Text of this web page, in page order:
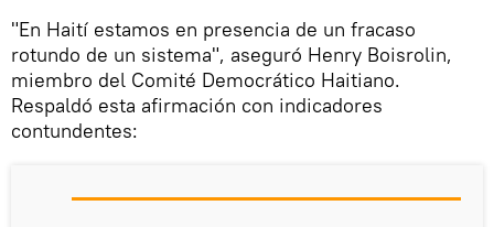
"En Haití estamos en presencia de un fracaso
rotundo de un sistema", aseguró Henry Boisrolin,
miembro del Comité Democrático Haitiano.
Respaldó esta afirmación con indicadores
contundentes: